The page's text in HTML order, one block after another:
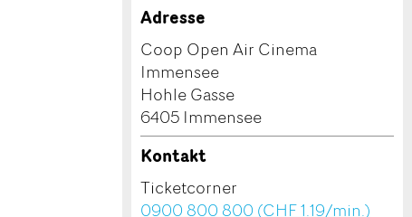
Adresse
Coop Open Air Cinema
Immensee
Hohle Gasse
6405 Immensee
Kontakt
Ticketcorner
0900 800 800 (CHF 1.19/min.)